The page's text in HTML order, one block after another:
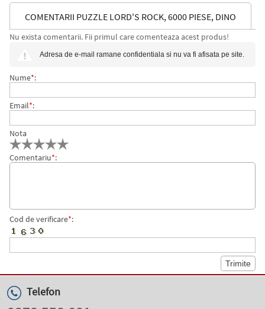
COMENTARII PUZZLE LORD'S ROCK, 6000 PIESE, DINO
Nu exista comentarii. Fii primul care comenteaza acest produs!
Adresa de e-mail ramane confidentiala si nu va fi afisata pe site.
Nume*:
Email*:
Nota
Comentariu*:
Cod de verificare*:
Telefon